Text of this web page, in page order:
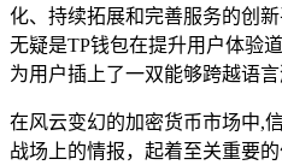
化、持续拓展和完善服务的创
无疑是TP钱包在提升用户体验
为用户插上了一双能够跨越语言
在风云变幻的加密货币市场中,
战场上的情报，起着至关重要